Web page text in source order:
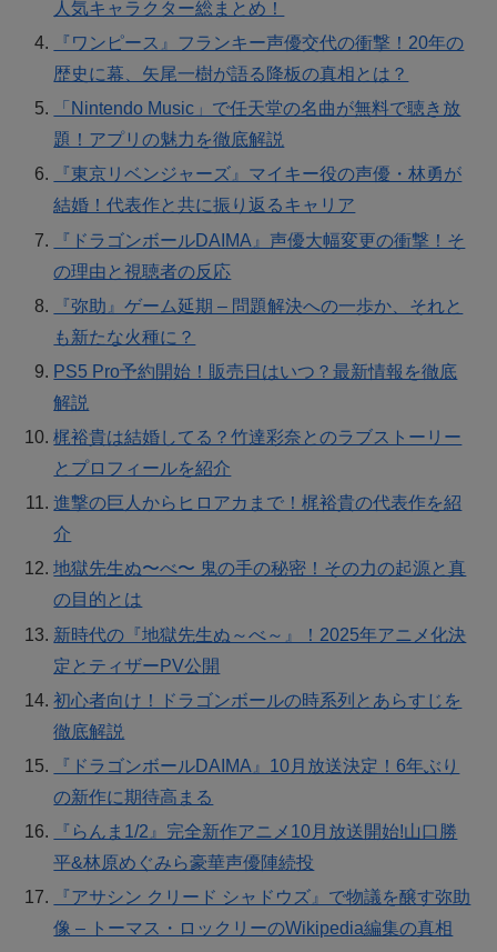
人気キャラクター総まとめ！
『ワンピース』フランキー声優交代の衝撃！20年の
歴史に幕、矢尾一樹が語る降板の真相とは？
「Nintendo Music」で任天堂の名曲が無料で聴き放
題！アプリの魅力を徹底解説
『東京リベンジャーズ』マイキー役の声優・林勇が
結婚！代表作と共に振り返るキャリア
『ドラゴンボールDAIMA』声優大幅変更の衝撃！そ
の理由と視聴者の反応
『弥助』ゲーム延期 – 問題解決への一歩か、それと
も新たな火種に？
PS5 Pro予約開始！販売日はいつ？最新情報を徹底
解説
梶裕貴は結婚してる？竹達彩奈とのラブストーリー
とプロフィールを紹介
進撃の巨人からヒロアカまで！梶裕貴の代表作を紹
介
地獄先生ぬ〜べ〜 鬼の手の秘密！その力の起源と真
の目的とは
新時代の『地獄先生ぬ～べ～』！2025年アニメ化決
定とティザーPV公開
初心者向け！ドラゴンボールの時系列とあらすじを
徹底解説
『ドラゴンボールDAIMA』10月放送決定！6年ぶり
の新作に期待高まる
『らんま1/2』完全新作アニメ10月放送開始!山口勝
平&林原めぐみら豪華声優陣続投
『アサシン クリード シャドウズ』で物議を醸す弥助
像 – トーマス・ロックリーのWikipedia編集の真相